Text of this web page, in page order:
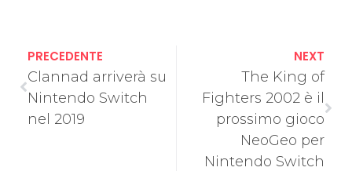
PRECEDENTE
Clannad arriverà su
Nintendo Switch
nel 2019
NEXT
The King of
Fighters 2002 è il
prossimo gioco
NeoGeo per
Nintendo Switch